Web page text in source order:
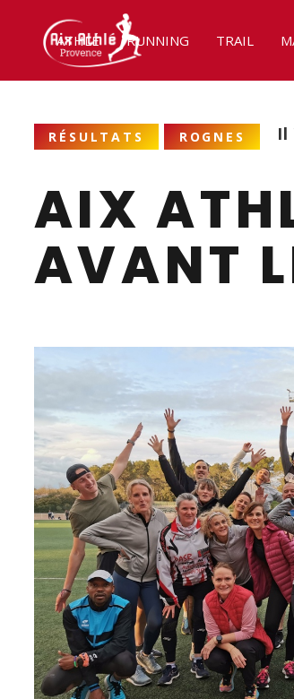
ATHLÉ RUNNING TRAIL
RÉSULTATS ROGNES Il
AIX
AVANT